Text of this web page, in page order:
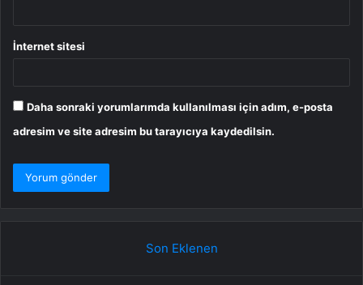
İnternet sitesi
Daha sonraki yorumlarımda kullanılması için adım, e-posta
adresim ve site adresim bu tarayıcıya kaydedilsin.
Son Eklenen